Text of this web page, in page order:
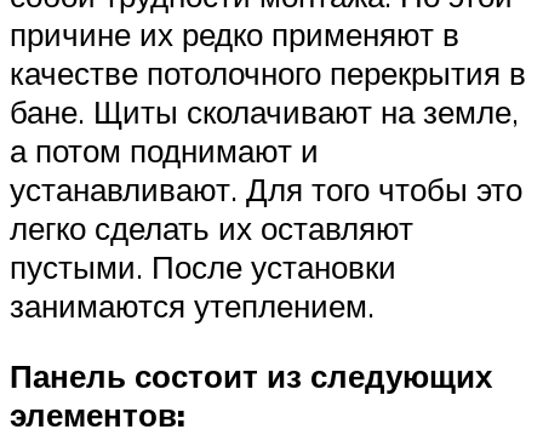
причине их редко применяют в
качестве потолочного перекрытия в
бане. Щиты сколачивают на земле,
а потом поднимают и
устанавливают. Для того чтобы это
легко сделать их оставляют
пустыми. После установки
занимаются утеплением.
Панель состоит из следующих
элементов: